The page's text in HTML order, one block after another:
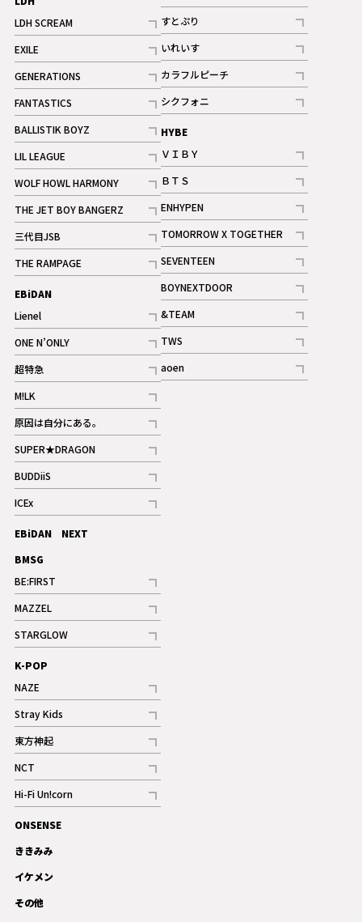
LDH SCREAM
記事
EXILE
記事
GENERATIONS
記事
FANTASTICS
記事
BALLISTIK BOYZ
記事
LIL LEAGUE
記事
WOLF HOWL HARMONY
記事
THE JET BOY BANGERZ
記事
三代目JSB
記事
THE RAMPAGE
記事
ギャラリー
EBiDAN
Lienel
記事
ONE N’ONLY
記事
超特急
記事
M!LK
記事
原因は自分にある。
記事
SUPER★DRAGON
記事
BUDDiiS
記事
ICEx
記事
EBiDAN NEXT
BMSG
BE:FIRST
記事
ギャラリー
MAZZEL
記事
ギャラリー
STARGLOW
記事
記事
すとぷり
記事
ギャラリー
いれいす
記事
ギャラリー
カラフルピーチ
記事
シクフォニ
記事
HYBE
ＶＩＢＹ
記事
ＢＴＳ
記事
ENHYPEN
記事
TOMORROW X TOGETHER
記事
ギャラリー
SEVENTEEN
記事
BOYNEXTDOOR
記事
&TEAM
記事
TWS
記事
aoen
記事
K-POP
NAZE
記事
Stray Kids
記事
東方神起
記事
NCT
記事
Hi-Fi Un!corn
記事
ギャラリー
ONSENSE
ききみみ
イケメン
その他